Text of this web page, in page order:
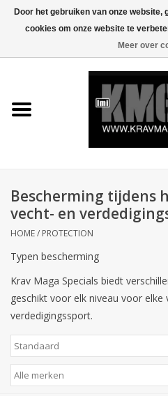
Krav Maga Kleding
Kids Krav Maga
Sale
Merken
Bescherming tijdens
vecht- en
HOME/ PROTECTION
Typen bescherming
Krav Maga Specials biedt
geschikt voor elk niveau voor elke
verdedigingssport.
Door het gebruiken van onze
cookies om onze website te
Meer over